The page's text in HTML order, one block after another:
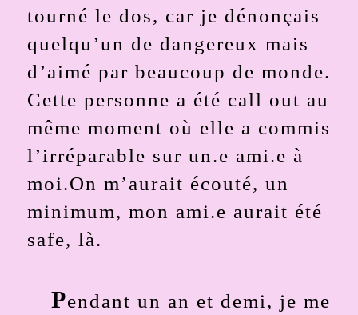
tourné le dos, car je dénonçais
quelqu’un de dangereux mais
d’aimé par beaucoup de monde.
Cette personne a été call out au
même moment où elle a commis
l’irréparable sur un.e ami.e à
moi.On m’aurait écouté, un
minimum, mon ami.e aurait été
safe, là.
Pendant un an et demi, je me